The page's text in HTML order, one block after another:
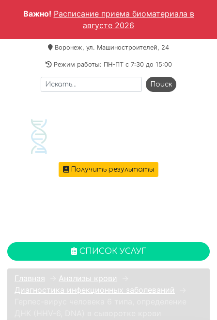
Важно! Расписание приема биоматериала в
августе 2026
Воронеж, ул. Машиностроителей, 24
Режим работы: ПН-ПТ c 7:30 до 15:00
Получить результаты
СПИСОК УСЛУГ
Главная Анализы крови
Диагностика инфекционных заболеваний